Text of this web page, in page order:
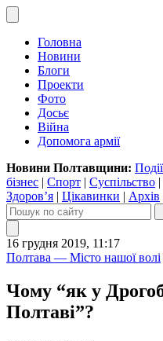
Головна
Новини
Блоги
Проекти
Фото
Досьє
Війна
Допомога армії
Новини Полтавщини: Події
бізнес | Спорт | Суспільство |
Здоров’я | Цікавинки | Архів
16 грудня 2019, 11:17
Полтава — Місто нашої волі
Чому “як у
Полтаві”?